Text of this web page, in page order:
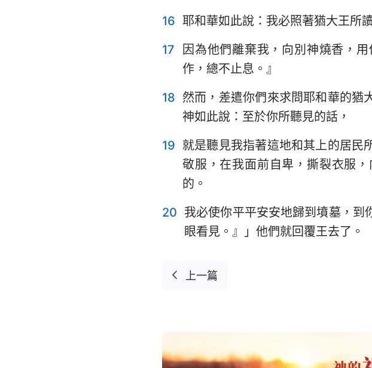
16 耶和華如此說：我必照著猶大王所
17
因為他們離棄我，向別神燒香，
作，總不止息。』
18 然而，差遣你們來求問耶和華的
神如此說：至於你所聽見的話，
19 就是聽見我指著這地和其上的居民
敬服，在我面前自卑，撕裂衣服
的。
20 我必使你平平安安地歸到墳墓，到
眼看見。』」他們就回覆王去了。
上一篇